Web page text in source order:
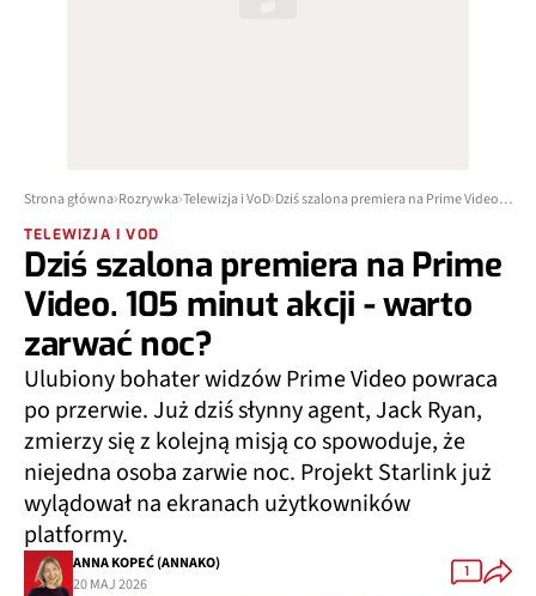
Strona główna Rozrywka Telewizja i VoD Dziś szalona premiera na Prime Video. 105 minut akcji - warto zarwać noc?
TELEWIZJA I VOD
Dziś szalona premiera na Prime
Video. 105 minut akcji - warto
zarwać noc?
Ulubiony bohater widzów Prime Video powraca
po przerwie. Już dziś słynny agent, Jack Ryan,
zmierzy się z kolejną misją co spowoduje, że
niejedna osoba zarwie noc. Projekt Starlink już
wylądował na ekranach użytkowników
platformy.
ANNA KOPEĆ (ANNAKO)
20 MAJ 2026
1